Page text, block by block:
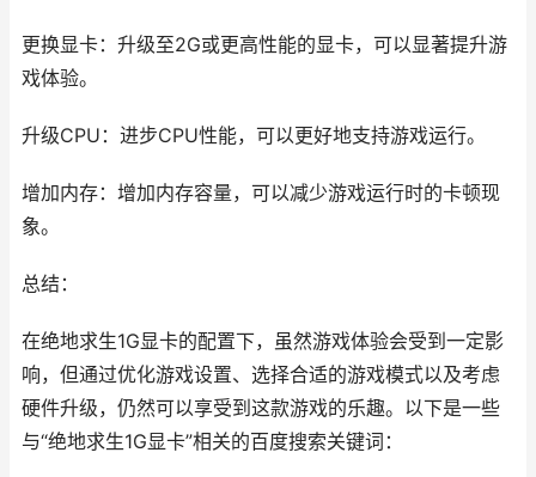
更换显卡：升级至2G或更高性能的显卡，可以显著提升游
戏体验。
升级CPU：进步CPU性能，可以更好地支持游戏运行。
增加内存：增加内存容量，可以减少游戏运行时的卡顿现
象。
总结：
在绝地求生1G显卡的配置下，虽然游戏体验会受到一定影
响，但通过优化游戏设置、选择合适的游戏模式以及考虑
硬件升级，仍然可以享受到这款游戏的乐趣。以下是一些
与“绝地求生1G显卡”相关的百度搜索关键词：